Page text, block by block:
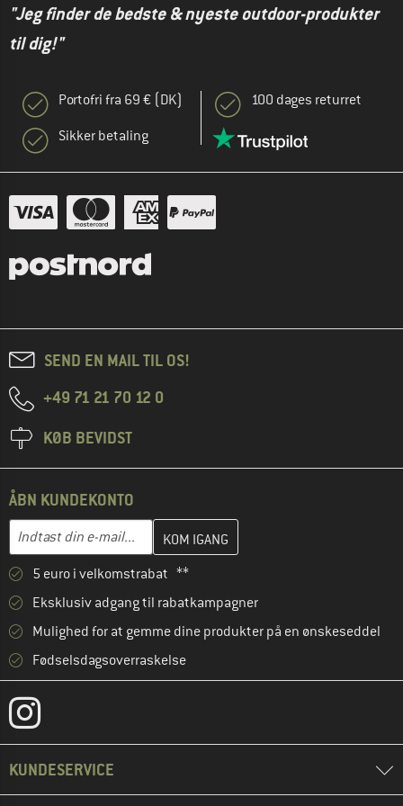
"Jeg finder de bedste & nyeste outdoor-produkter
til dig!"
Portofri fra 69 € (DK)
Sikker betaling
100 dages returret
SEND EN MAIL TIL OS!
+49 71 21 70 12 0
KØB BEVIDST
ÅBN KUNDEKONTO
E-mail-adresse
Indtast din e-mailadresse her, og opret i næste trin din
5 euro i velkomstrabat **
Eksklusiv adgang til rabatkampagner
Mulighed for at gemme dine produkter på en ønskeseddel
Fødselsdagsoverraskelse
KUNDESERVICE